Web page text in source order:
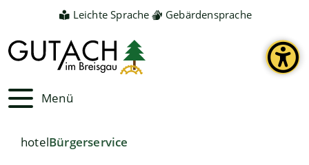
Leichte Sprache Gebärdensprache
Menü
hotelBürgerservice